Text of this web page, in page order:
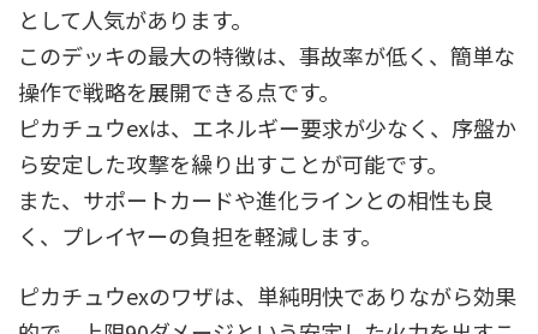
として人気があります。
このデッキの最大の特徴は、事故率が低く、簡単な
操作で戦略を展開できる点です。
ピカチュウexは、エネルギー要求が少なく、序盤か
ら安定した攻撃を繰り出すことが可能です。
また、サポートカードや進化ラインとの相性も良
く、プレイヤーの負担を軽減します。
ピカチュウexのワザは、単純明快でありながら効果